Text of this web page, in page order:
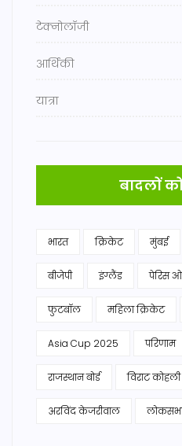
टेक्नोलॉजी
आर्थिकी
यात्रा
बादलों
भारत क्रिकेट मुंबई
बीजेपी इंग्लैंड पेरिस
फुटबॉल महिला क्रिकेट
Asia Cup 2025 परिणाम
राजस्थान बोर्ड विराट कोहली
अरविंद केजरीवाल